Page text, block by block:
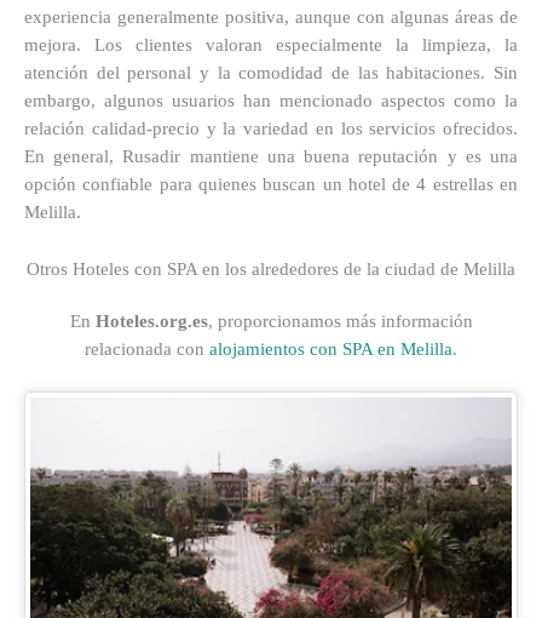
experiencia generalmente positiva, aunque con algunas áreas de
mejora. Los clientes valoran especialmente la limpieza, la
atención del personal y la comodidad de las habitaciones. Sin
embargo, algunos usuarios han mencionado aspectos como la
relación calidad-precio y la variedad en los servicios ofrecidos.
En general, Rusadir mantiene una buena reputación y es una
opción confiable para quienes buscan un hotel de 4 estrellas en
Melilla.
Otros Hoteles con SPA en los alrededores de la ciudad de Melilla
En Hoteles.org.es, proporcionamos más información
relacionada con alojamientos con SPA en Melilla.